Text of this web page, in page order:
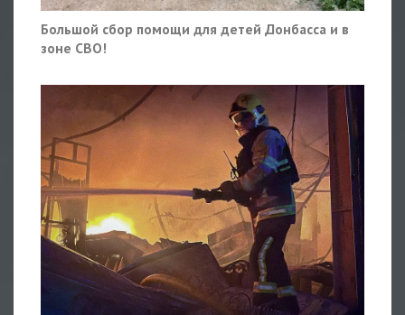
Большой сбор помощи для детей Донбасса и в
зоне СВО!